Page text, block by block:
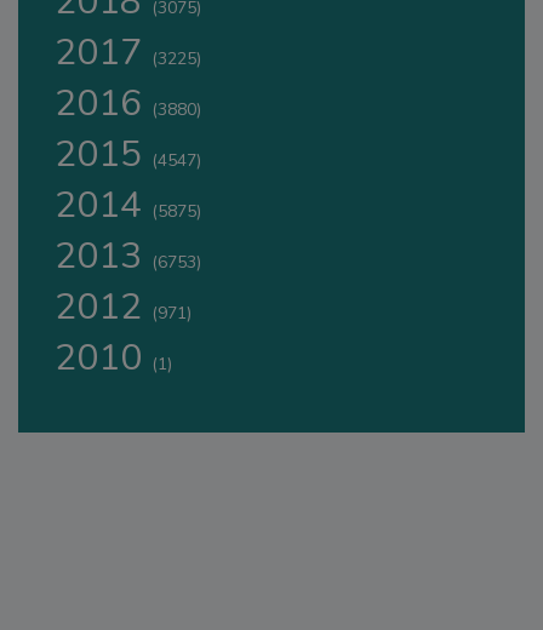
(3075)
2017 (3225)
2016 (3880)
2015 (4547)
2014 (5875)
2013 (6753)
2012 (971)
2010 (1)